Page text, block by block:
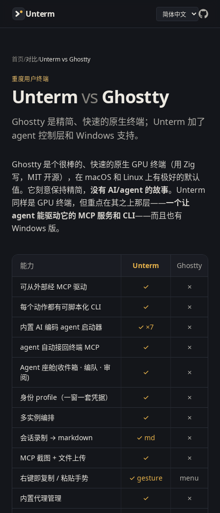
Unterm
首页/对比/Unterm vs Ghostty
重度用户终端
UntermvsGhostty
Ghostty 是精简、快速的原生终端；Unterm 加了
agent 控制层和 Windows 支持。
Ghostty 是个很棒的、快速的原生 GPU 终端（用 Zig
写，MIT 开源），在 macOS 和 Linux 上有极好的默认
值。它刻意保持精简， 没有 AI/agent 的故事。Unterm
同样是 GPU 终端，但重点在其之上那层——一个让
agent 能驱动它的 MCP 服务和 CLI——而且也有
Windows 版。
能力 Unterm Ghostty
可从外部经 MCP 驱动 ✓ ✗
每个动作都有可脚本化 CLI ✓ ✗
内置 AI 编码 agent 启动器 ✓ ×7 ✗
agent 自动接回终端 MCP ✓ ✗
Agent 座舱(收件箱 · 编队 · 审
阅)
✓ ✗
身份 profile（一窗一套凭据） ✓ ✗
多实例编排 ✓ ✗
会话录制 → markdown ✓ md ✗
MCP 截图 + 文件上传 ✓ ✗
右键即复制 / 粘贴手势 ✓ gesture menu
内置代理管理 ✓ ✗